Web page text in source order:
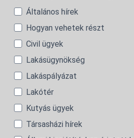
Általános hírek
Hogyan vehetek részt
Civil ügyek
Lakásügynökség
Lakáspályázat
Lakótér
Kutyás ügyek
Társasházi hírek